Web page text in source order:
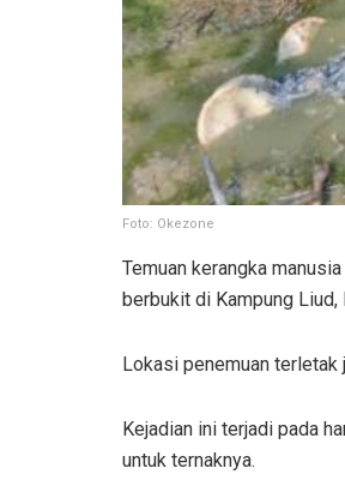
Foto: Okezone
Temuan kerangka
berbukit di Kampung Liud,
Lokasi penemuan
Kejadian ini terjadi pada
untuk ternaknya.